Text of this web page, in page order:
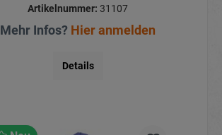
Artikelnummer: 31107
Mehr Infos? Hier anmelden
Details